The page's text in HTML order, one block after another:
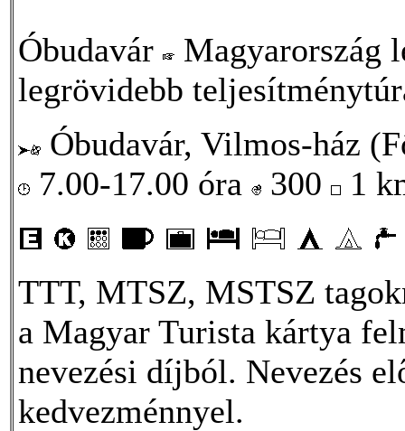
Óbudavár
Magyarország
legrövidebb
Óbudavár, Vilmos-ház
7.00-17.00 óra
300 1
TTT, MTSZ, MSTSZ
a Magyar Turista kártya
nevezési díjból. Nevezés
kedvezménnyel.